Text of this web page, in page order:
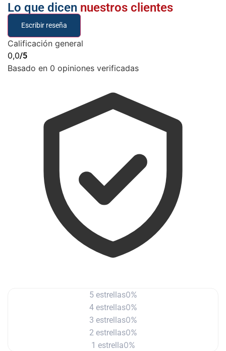
Lo que dicen nuestros clientes
Escribir reseña
Calificación general
0,0/5
Basado en 0 opiniones verificadas
5 estrellas0%
4 estrellas0%
3 estrellas0%
2 estrellas0%
1 estrella0%